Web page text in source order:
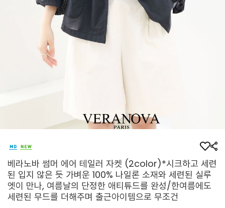
베라노바 썸머 에어 테일러 자켓 (2color)*시크하고 세련
된 입지 않은 듯 가벼운 100% 나일론 소재와 세련된 실루
엣이 만나, 여름날의 단정한 애티튜드를 완성/한여름에도
세련된 무드를 더해주며 출근아이템으로 무조건